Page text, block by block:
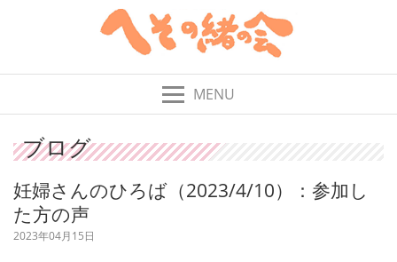
MENU
ブログ
妊婦さんのひろば（2023/4/10）：参加し
た方の声
2023年04月15日